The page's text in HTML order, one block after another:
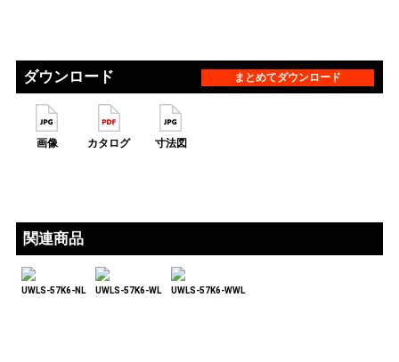
ダウンロード まとめてダウンロード
画像 カタログ 寸法図
関連商品
UWLS-57K6-NL UWLS-57K6-WL UWLS-57K6-WWL